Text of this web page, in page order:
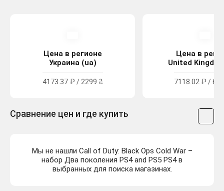
Цена в регионе
Украина (ua)
4173.37 ₽ / 2299 ₴
Цена в
United
7118.02 ₽ /
Сравнение цен и где купить
Мы не нашли Call of Duty: Black Ops Cold War –
набор Два поколения PS4 and PS5 PS4 в
выбранных для поиска магазинах.